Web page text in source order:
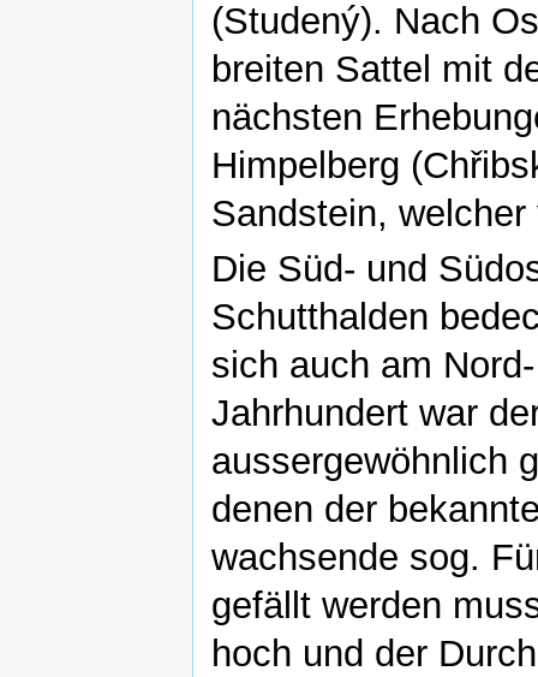
(Studený). Nach
breiten Sattel mit
nächsten
Himpelberg
Sandstein,
Die Süd- und
Schutthalden
sich auch am
Jahrhundert war
aussergewöhnlich
denen der
wachsende sog.
gefällt werden
hoch und der